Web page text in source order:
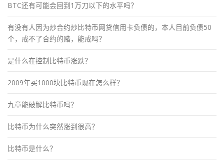
BTC还有可能会回到1万刀以下的水平吗？
有没有人因为炒合约炒比特币网贷信用卡负债的，本人目前负债50
个，戒不了合约的赌，能戒吗？
是什么在控制比特币涨跌？
2009年买1000块比特币现在怎么样？
九章能破解比特币吗？
比特币为什么突然涨到很高？
比特币是什么？